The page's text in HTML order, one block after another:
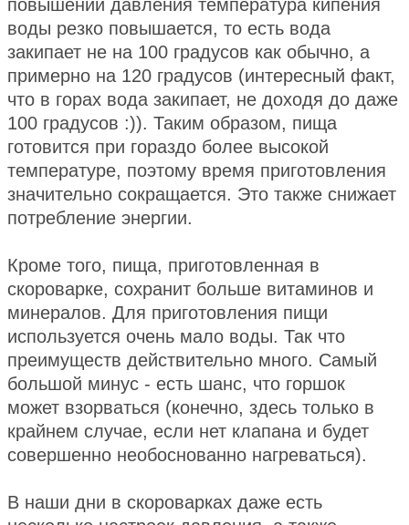
повышении давления температура кипения
воды резко повышается, то есть вода
закипает не на 100 градусов как обычно, а
примерно на 120 градусов (интересный факт,
что в горах вода закипает, не доходя до даже
100 градусов :)). Таким образом, пища
готовится при гораздо более высокой
температуре, поэтому время приготовления
значительно сокращается. Это также снижает
потребление энергии.
Кроме того, пища, приготовленная в
скороварке, сохранит больше витаминов и
минералов. Для приготовления пищи
используется очень мало воды. Так что
преимуществ действительно много. Самый
большой минус - есть шанс, что горшок
может взорваться (конечно, здесь только в
крайнем случае, если нет клапана и будет
совершенно необоснованно нагреваться).
В наши дни в скороварках даже есть